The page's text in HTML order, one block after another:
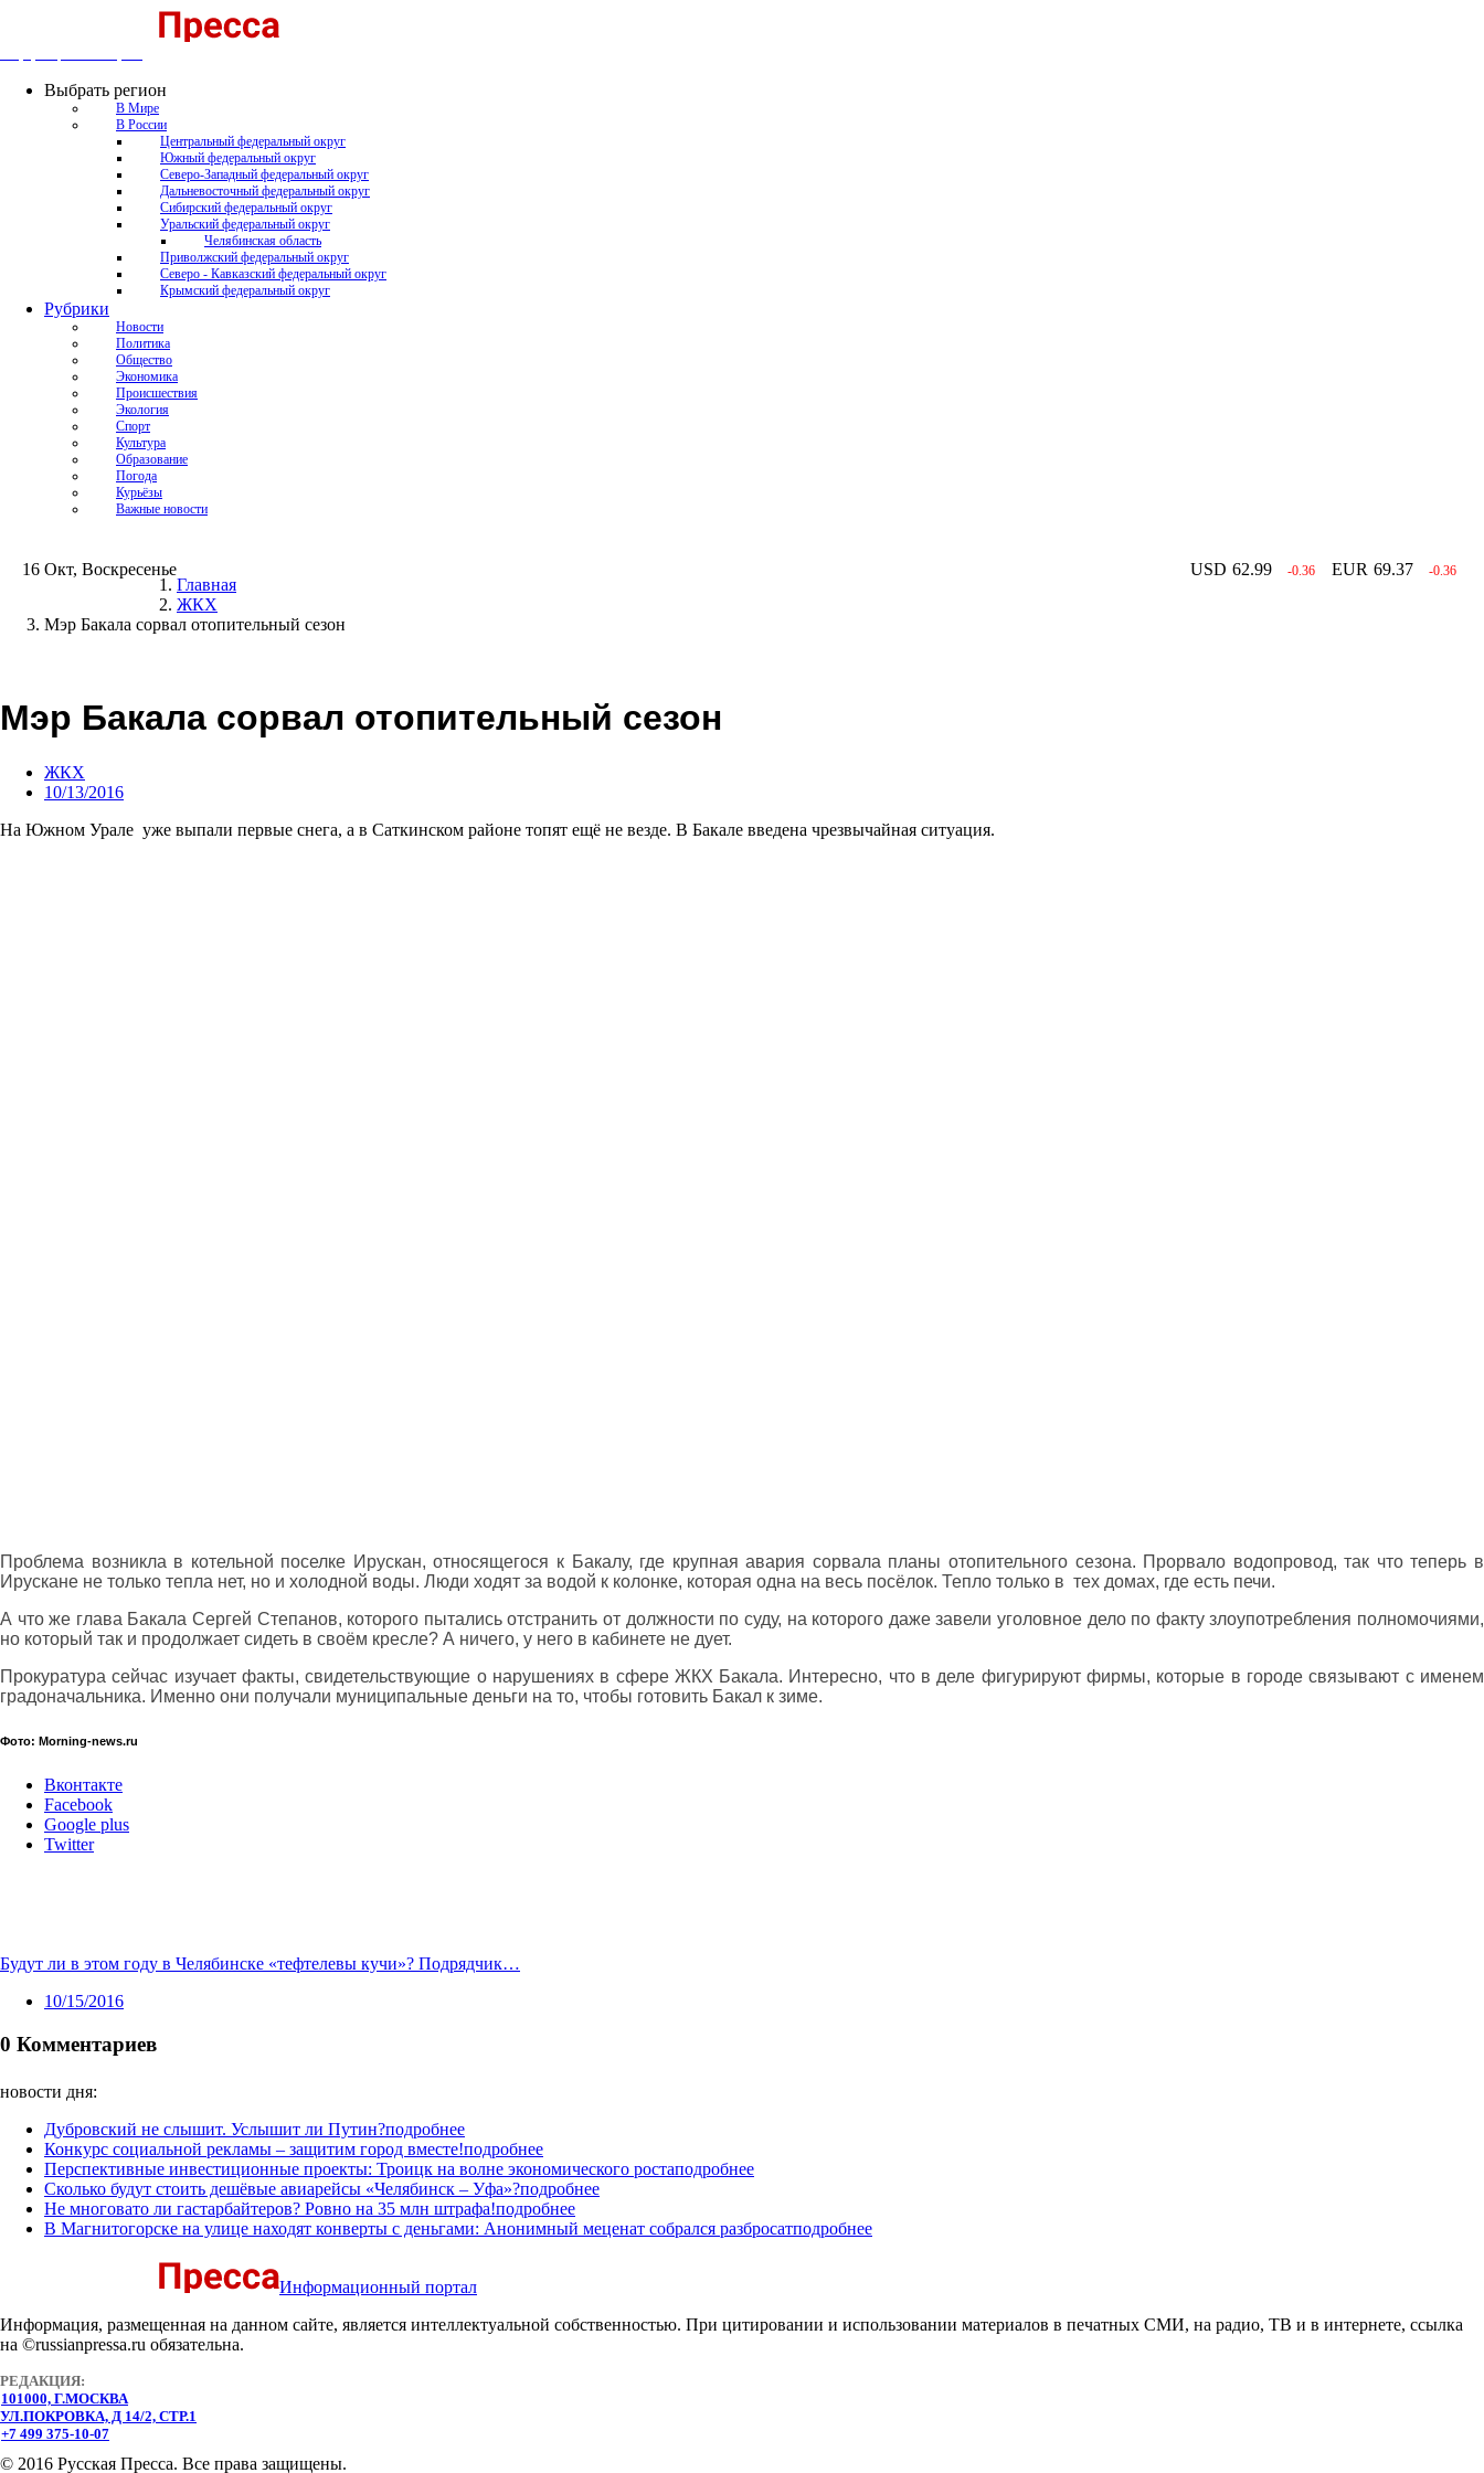
Выбрать регион
В Мире
В России
Центральный федеральный округ
Южный федеральный округ
Северо-Западный федеральный округ
Дальневосточный федеральный округ
Сибирский федеральный округ
Уральский федеральный округ
Челябинская область
Приволжский федеральный округ
Северо - Кавказский федеральный округ
Крымский федеральный округ
Рубрики
Новости
Политика
Общество
Экономика
Происшествия
Экология
Спорт
Культура
Образование
Погода
Курьёзы
Важные новости
16 Окт, Воскресенье USD 62.99 -0.36 EUR 69.37 -0.36
Главная
ЖКХ
Мэр Бакала сорвал отопительный сезон
Мэр Бакала сорвал отопительный сезон
ЖКХ
10/13/2016
На Южном Урале уже выпали первые снега, а в Саткинском районе топят ещё не везде. В Бакале введена чрезвычайная ситуация.
Проблема возникла в котельной поселке Ирускан, относящегося к Бакалу, где крупная авария сорвала планы отопительного сезона. Прорвало водопровод, так что теперь в
Ирускане не только тепла нет, но и холодной воды. Люди ходят за водой к колонке, которая одна на весь посёлок. Тепло только в тех домах, где есть печи.
А что же глава Бакала Сергей Степанов, которого пытались отстранить от должности по суду, на которого даже завели уголовное дело по факту злоупотребления полномочиями,
но который так и продолжает сидеть в своём кресле? А ничего, у него в кабинете не дует.
Прокуратура сейчас изучает факты, свидетельствующие о нарушениях в сфере ЖКХ Бакала. Интересно, что в деле фигурируют фирмы, которые в городе связывают с именем
градоначальника. Именно они получали муниципальные деньги на то, чтобы готовить Бакал к зиме.
Фото: Morning-news.ru
Вконтакте
Facebook
Google plus
Twitter
Будут ли в этом году в Челябинске «тефтелевы кучи»? Подрядчик…
10/15/2016
0 Комментариев
новости дня:
Дубровский не слышит. Услышит ли Путин?подробнее
Конкурс социальной рекламы – защитим город вместе!подробнее
Перспективные инвестиционные проекты: Троицк на волне экономического ростаподробнее
Сколько будут стоить дешёвые авиарейсы «Челябинск – Уфа»?подробнее
Не многовато ли гастарбайтеров? Ровно на 35 млн штрафа!подробнее
В Магнитогорске на улице находят конверты с деньгами: Анонимный меценат собрался разбросатподробнее
Информационный портал
Информация, размещенная на данном сайте, является интеллектуальной собственностью. При цитировании и использовании материалов в печатных СМИ, на радио, ТВ и в интернете, ссылка
на ©russianpressa.ru обязательна.
РЕДАКЦИЯ:
101000, Г.МОСКВА
УЛ.ПОКРОВКА, Д 14/2, СТР.1
+7 499 375-10-07
© 2016 Русская Пресса. Все права защищены.